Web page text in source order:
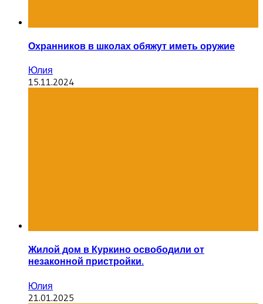
Охранников в школах обяжут иметь оружие
Юлия
15.11.2024
Жилой дом в Куркино освободили от
незаконной пристройки.
Юлия
21.01.2025